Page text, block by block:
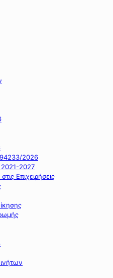
2026
2021-2027
Επιχειρήσεις